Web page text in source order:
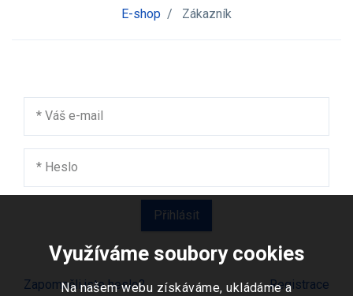
E-shop / Zákazník
* Váš e-mail
* Heslo
Zapomněli jste heslo? Registrace
Využíváme soubory cookies
Na našem webu získáváme, ukládáme a